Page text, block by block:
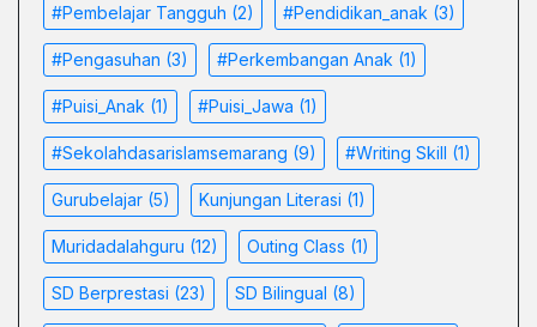
#pembelajar Tangguh (2) #pendidikan_anak (3)
#pengasuhan (3) #Perkembangan Anak (1)
#Puisi_Anak (1) #Puisi_Jawa (1)
#sekolahdasarislamsemarang (9) #Writing Skill (1)
Gurubelajar (5) Kunjungan Literasi (1)
Muridadalahguru (12) Outing Class (1)
SD Berprestasi (23) SD Bilingual (8)